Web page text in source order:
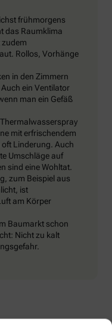
frühmorgens
das Raumklima
zudem
Rollos, Vorhänge
in den Zimmern
ein Ventilator
man ein Gefäß
mit erfrischendem
Linderung. Auch
Umschläge auf
sind eine Wohltat.
zum Beispiel aus
ist
am Körper
Baumarkt schon
Nicht zu kalt